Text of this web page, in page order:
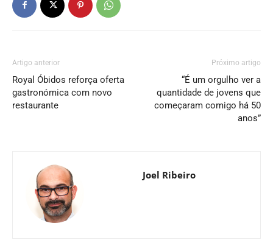
Artigo anterior
Royal Óbidos reforça oferta
gastronómica com novo
restaurante
Próximo artigo
“É um orgulho ver a
quantidade de jovens que
começaram comigo há 50
anos”
Joel Ribeiro